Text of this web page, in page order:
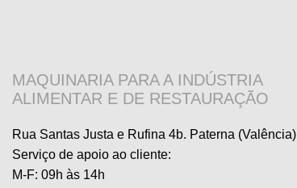
MAQUINARIA PARA A INDÚSTRIA
ALIMENTAR E DE RESTAURAÇÃO
Rua Santas Justa e Rufina 4b. Paterna (Valência)
Serviço de apoio ao cliente:
M-F: 09h às 14h